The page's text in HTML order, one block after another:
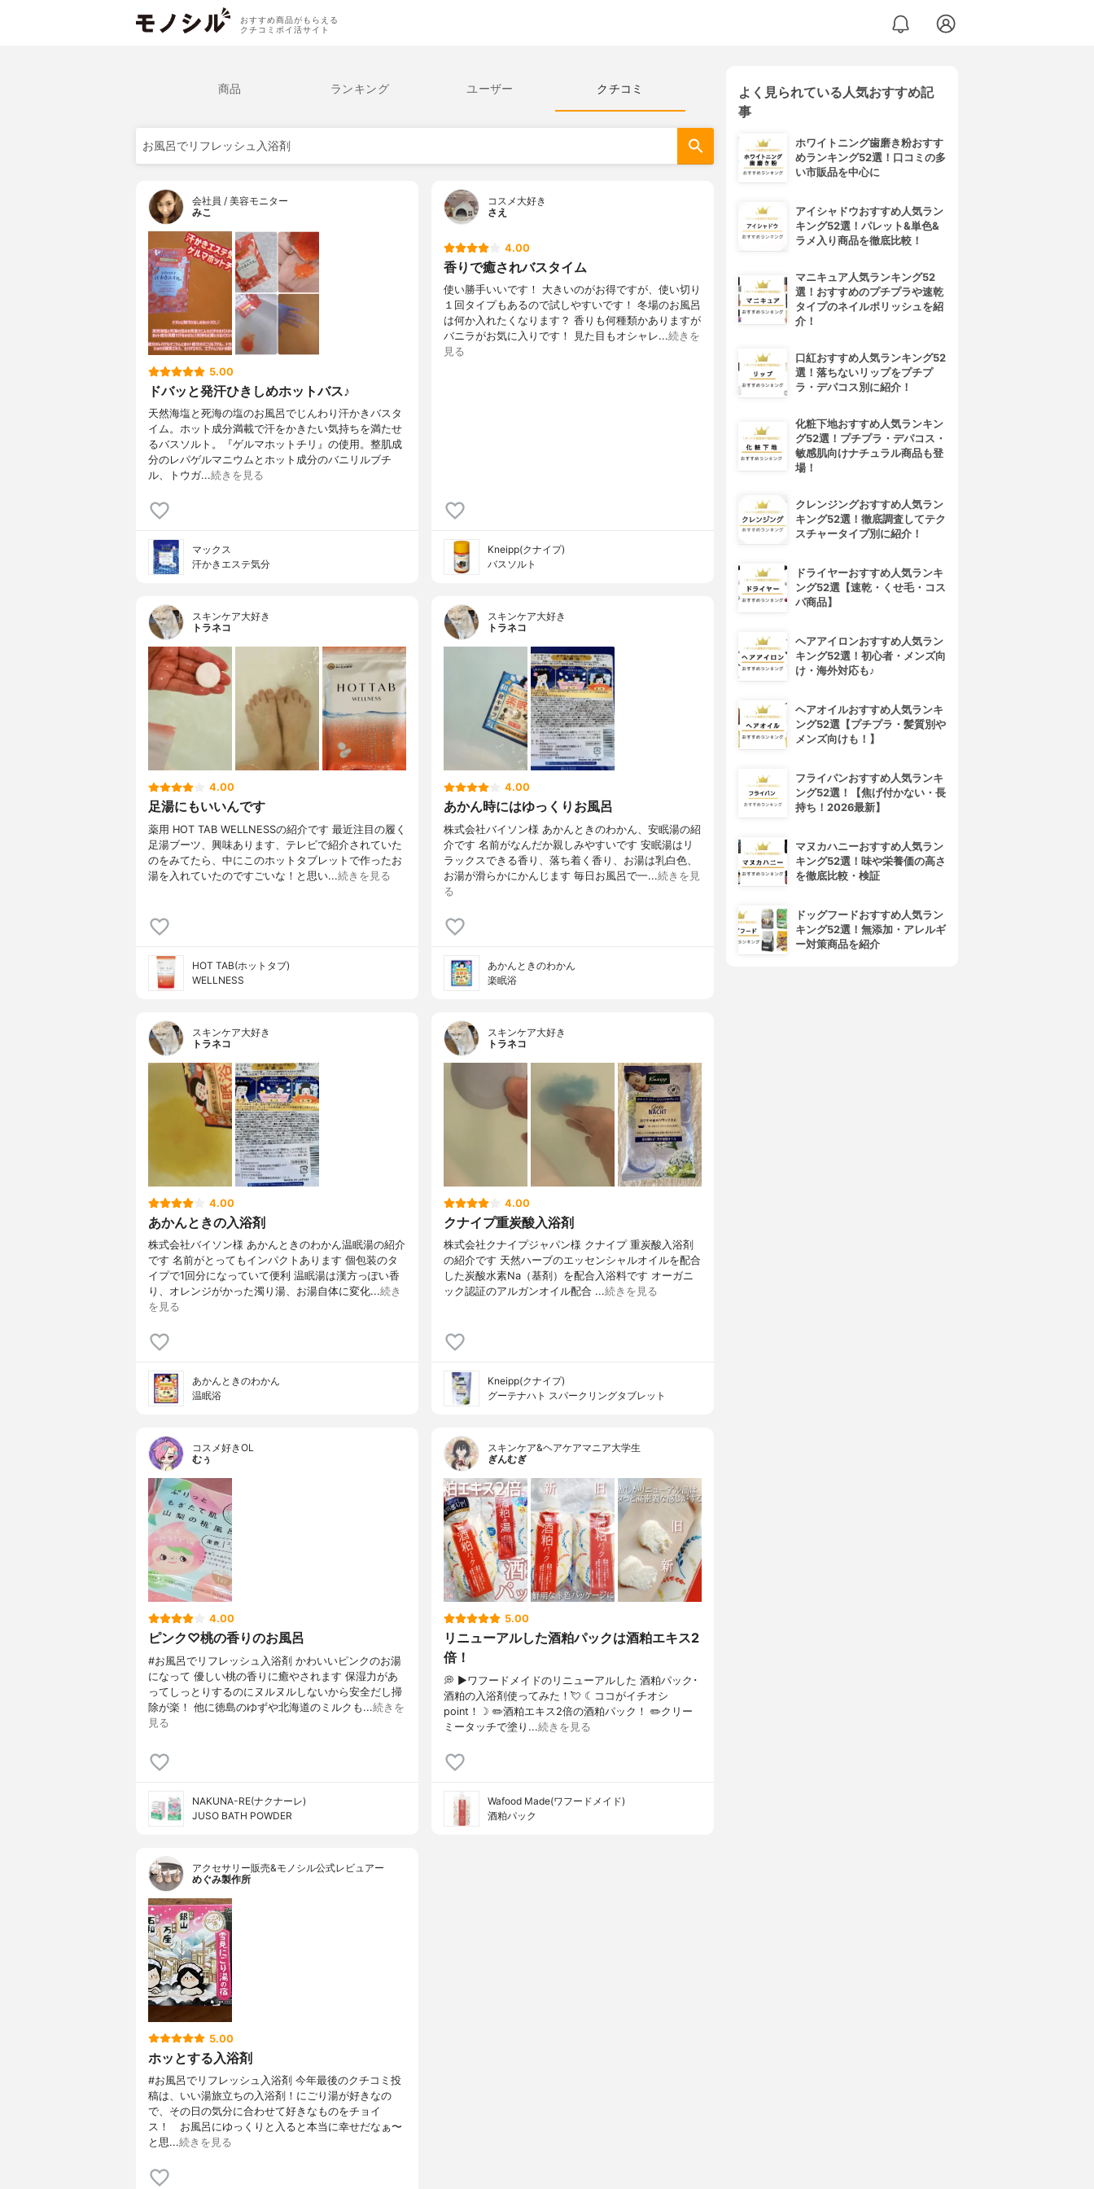
おすすめ商品がもらえる
クチコミポイ活サイト
商品 ランキング ユーザー クチコミ
会社員 / 美容モニター
みこ
5.00
ドバッと発汗ひきしめホットバス♪
天然海塩と死海の塩のお風呂でじんわり汗かきバスタ
イム。ホット成分満載で汗をかきたい気持ちを満たせ
るバスソルト。『ゲルマホットチリ』の使用。整肌成
分のレパゲルマニウムとホット成分のバニリルブチ
ル、トウガ...続きを見る
マックス
汗かきエステ気分
コスメ大好き
さえ
4.00
香りで癒されバスタイム
使い勝手いいです！ 大きいのがお得ですが、使い切り
１回タイプもあるので試しやすいです！ 冬場のお風呂
は何か入れたくなります？ 香りも何種類かありますが
バニラがお気に入りです！ 見た目もオシャレ...続きを
見る
Kneipp(クナイプ)
バスソルト
スキンケア大好き
トラネコ
4.00
足湯にもいいんです
薬用 HOT TAB WELLNESSの紹介です 最近注目の履く
足湯ブーツ、興味あります、テレビで紹介されていた
のをみてたら、中にこのホットタブレットで作ったお
湯を入れていたのですごいな！と思い...続きを見る
HOT TAB(ホットタブ)
WELLNESS
スキンケア大好き
トラネコ
4.00
あかん時にはゆっくりお風呂
株式会社バイソン様 あかんときのわかん、安眠湯の紹
介です 名前がなんだか親しみやすいです 安眠湯はリ
ラックスできる香り、落ち着く香り、お湯は乳白色、
お湯が滑らかにかんじます 毎日お風呂で一...続きを見
る
あかんときのわかん
楽眠浴
スキンケア大好き
トラネコ
4.00
あかんときの入浴剤
株式会社バイソン様 あかんときのわかん温眠湯の紹介
です 名前がとってもインパクトあります 個包装のタ
イプで1回分になっていて便利 温眠湯は漢方っぽい香
り、オレンジがかった濁り湯、お湯自体に変化...続き
を見る
あかんときのわかん
温眠浴
スキンケア大好き
トラネコ
4.00
クナイプ重炭酸入浴剤
株式会社クナイプジャパン様 クナイプ 重炭酸入浴剤
の紹介です 天然ハーブのエッセンシャルオイルを配合
した炭酸水素Na（基剤）を配合入浴料です オーガニ
ック認証のアルガンオイル配合 ...続きを見る
Kneipp(クナイプ)
グーテナハト スパークリングタブレット
コスメ好きOL
むぅ
4.00
ピンク♡桃の香りのお風呂
#お風呂でリフレッシュ入浴剤 かわいいピンクのお湯
になって 優しい桃の香りに癒やされます 保湿力があ
ってしっとりするのにヌルヌルしないから安全だし掃
除が楽！ 他に徳島のゆずや北海道のミルクも...続きを
見る
NAKUNA-RE(ナクナーレ)
JUSO BATH POWDER
スキンケア&ヘアケアマニア大学生
ぎんむぎ
5.00
リニューアルした酒粕パックは酒粕エキス2
倍！
💭 ▶️ワフードメイドのリニューアルした 酒粕パック･
酒粕の入浴剤使ってみた！💘 ☾ココがイチオシ
point！☽ ✏️酒粕エキス2倍の酒粕パック！ ✏️クリー
ミータッチで塗り...続きを見る
Wafood Made(ワフードメイド)
酒粕パック
アクセサリー販売&モノシル公式レビュアー
めぐみ製作所
5.00
ホッとする入浴剤
#お風呂でリフレッシュ入浴剤 今年最後のクチコミ投
稿は、いい湯旅立ちの入浴剤！にごり湯が好きなの
で、その日の気分に合わせて好きなものをチョイ
ス！ お風呂にゆっくりと入ると本当に幸せだなぁ〜
と思...続きを見る
よく見られている人気おすすめ記
事
ホワイトニング歯磨き粉おすす
めランキング52選！口コミの多
い市販品を中心に
アイシャドウおすすめ人気ラン
キング52選！パレット&単色&
ラメ入り商品を徹底比較！
マニキュア人気ランキング52
選！おすすめのプチプラや速乾
タイプのネイルポリッシュを紹
介！
口紅おすすめ人気ランキング52
選！落ちないリップをプチプ
ラ・デパコス別に紹介！
化粧下地おすすめ人気ランキン
グ52選！プチプラ・デパコス・
敏感肌向けナチュラル商品も登
場！
クレンジングおすすめ人気ラン
キング52選！徹底調査してテク
スチャータイプ別に紹介！
ドライヤーおすすめ人気ランキ
ング52選【速乾・くせ毛・コス
パ商品】
ヘアアイロンおすすめ人気ラン
キング52選！初心者・メンズ向
け・海外対応も♪
ヘアオイルおすすめ人気ランキ
ング52選【プチプラ・髪質別や
メンズ向けも！】
フライパンおすすめ人気ランキ
ング52選！【焦げ付かない・長
持ち！2026最新】
マヌカハニーおすすめ人気ラン
キング52選！味や栄養価の高さ
を徹底比較・検証
ドッグフードおすすめ人気ラン
キング52選！無添加・アレルギ
ー対策商品を紹介